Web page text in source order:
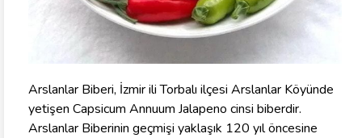
Arslanlar Biberi, İzmir ili Torbalı ilçesi Arslanlar Köyünde
yetişen Capsicum Annuum Jalapeno cinsi biberdir.
Arslanlar Biberinin geçmişi yaklaşık 120 yıl öncesine